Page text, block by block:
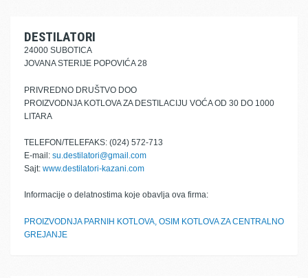
DESTILATORI
24000 SUBOTICA
JOVANA STERIJE POPOVIĆA 28
PRIVREDNO DRUŠTVO DOO
PROIZVODNJA KOTLOVA ZA DESTILACIJU VOĆA OD 30 DO 1000
LITARA
TELEFON/TELEFAKS: (024) 572-713
E-mail: su.destilatori@gmail.com
Sajt: www.destilatori-kazani.com
Informacije o delatnostima koje obavlja ova firma:
PROIZVODNJA PARNIH KOTLOVA, OSIM KOTLOVA ZA CENTRALNO
GREJANJE